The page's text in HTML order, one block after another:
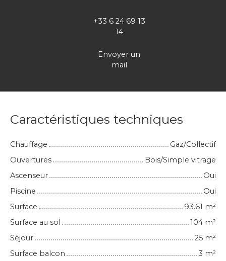
+33 6 24 69 13
14
Envoyer un
mail
Caractéristiques techniques
Chauffage
Gaz/Collectif
Ouvertures
Bois/Simple vitrage
Ascenseur
Oui
Piscine
Oui
Surface
93.61 m²
Surface au sol
104 m²
Séjour
25 m²
Surface balcon
3 m²